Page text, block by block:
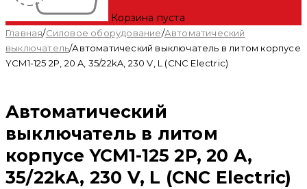
Корзина пуста
Главная/Силовое оборудование/Автоматический
выключатель/Автоматический выключатель в литом корпусе
YCM1-125 2P, 20 A, 35/22kA, 230 V, L (CNC Electric)
Автоматический
выключатель в литом
корпусе YCM1-125 2P, 20 A,
35/22kA, 230 V, L (CNC Electric)